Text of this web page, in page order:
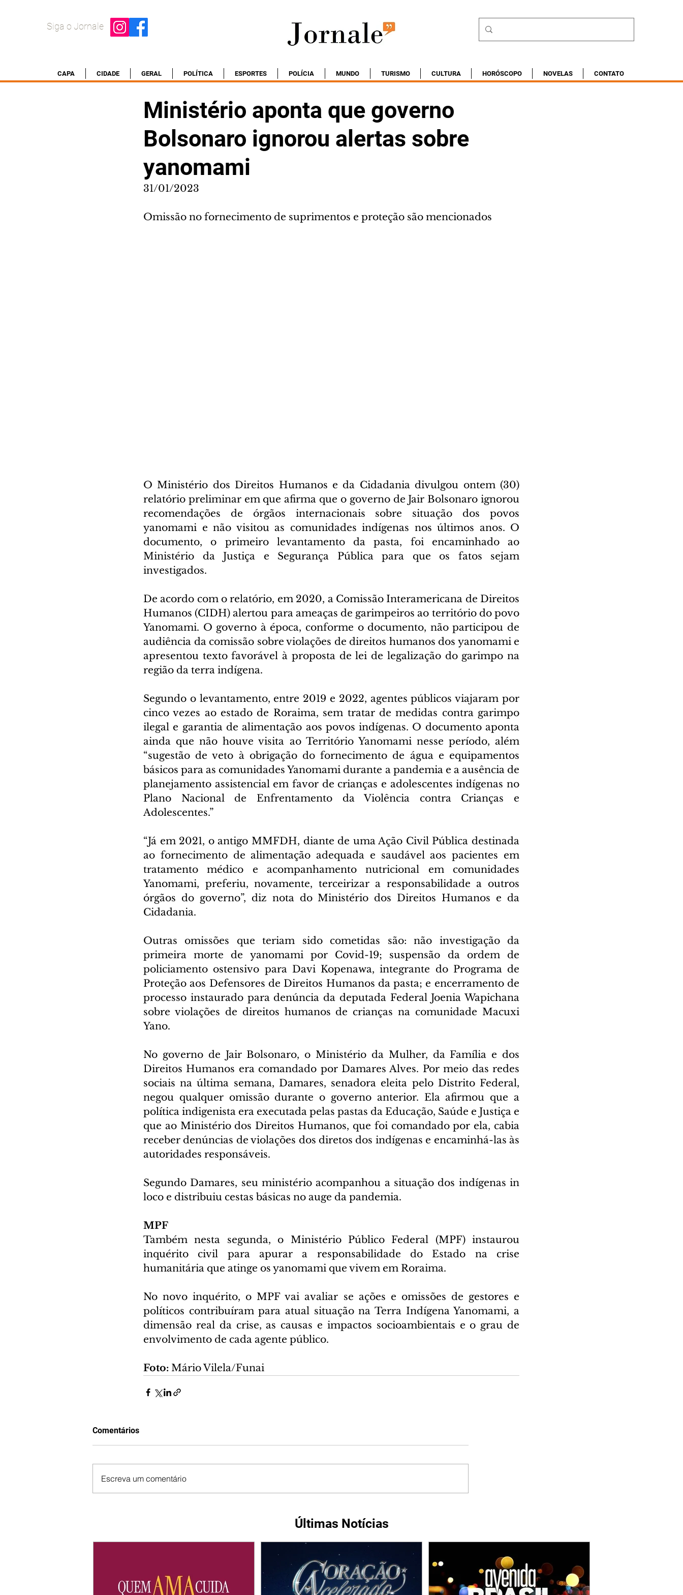
Siga o Jornale
CAPA CIDADE GERAL POLÍTICA ESPORTES POLÍCIA MUNDO TURISMO CULTURA HORÓSCOPO NOVELAS CONTATO
Ministério aponta que governo
Bolsonaro ignorou alertas sobre
yanomami
31/01/2023
Omissão no fornecimento de suprimentos e proteção são mencionados
O Ministério dos Direitos Humanos e da Cidadania divulgou ontem (30)
relatório preliminar em que afirma que o governo de Jair Bolsonaro ignorou
recomendações de órgãos internacionais sobre situação dos povos
yanomami e não visitou as comunidades indígenas nos últimos anos. O
documento, o primeiro levantamento da pasta, foi encaminhado ao
Ministério da Justiça e Segurança Pública para que os fatos sejam
investigados.
De acordo com o relatório, em 2020, a Comissão Interamericana de Direitos
Humanos (CIDH) alertou para ameaças de garimpeiros ao território do povo
Yanomami. O governo à época, conforme o documento, não participou de
audiência da comissão sobre violações de direitos humanos dos yanomami e
apresentou texto favorável à proposta de lei de legalização do garimpo na
região da terra indígena.
Segundo o levantamento, entre 2019 e 2022, agentes públicos viajaram por
cinco vezes ao estado de Roraima, sem tratar de medidas contra garimpo
ilegal e garantia de alimentação aos povos indígenas. O documento aponta
ainda que não houve visita ao Território Yanomami nesse período, além
“sugestão de veto à obrigação do fornecimento de água e equipamentos
básicos para as comunidades Yanomami durante a pandemia e a ausência de
planejamento assistencial em favor de crianças e adolescentes indígenas no
Plano Nacional de Enfrentamento da Violência contra Crianças e
Adolescentes.”
“Já em 2021, o antigo MMFDH, diante de uma Ação Civil Pública destinada
ao fornecimento de alimentação adequada e saudável aos pacientes em
tratamento médico e acompanhamento nutricional em comunidades
Yanomami, preferiu, novamente, terceirizar a responsabilidade a outros
órgãos do governo”, diz nota do Ministério dos Direitos Humanos e da
Cidadania.
Outras omissões que teriam sido cometidas são: não investigação da
primeira morte de yanomami por Covid-19; suspensão da ordem de
policiamento ostensivo para Davi Kopenawa, integrante do Programa de
Proteção aos Defensores de Direitos Humanos da pasta; e encerramento de
processo instaurado para denúncia da deputada Federal Joenia Wapichana
sobre violações de direitos humanos de crianças na comunidade Macuxi
Yano.
No governo de Jair Bolsonaro, o Ministério da Mulher, da Família e dos
Direitos Humanos era comandado por Damares Alves. Por meio das redes
sociais na última semana, Damares, senadora eleita pelo Distrito Federal,
negou qualquer omissão durante o governo anterior. Ela afirmou que a
política indigenista era executada pelas pastas da Educação, Saúde e Justiça e
que ao Ministério dos Direitos Humanos, que foi comandado por ela, cabia
receber denúncias de violações dos diretos dos indígenas e encaminhá-las às
autoridades responsáveis.
Segundo Damares, seu ministério acompanhou a situação dos indígenas in
loco e distribuiu cestas básicas no auge da pandemia.
MPF
Também nesta segunda, o Ministério Público Federal (MPF) instaurou
inquérito civil para apurar a responsabilidade do Estado na crise
humanitária que atinge os yanomami que vivem em Roraima.
No novo inquérito, o MPF vai avaliar se ações e omissões de gestores e
políticos contribuíram para atual situação na Terra Indígena Yanomami, a
dimensão real da crise, as causas e impactos socioambientais e o grau de
envolvimento de cada agente público.
Foto: Mário Vilela/Funai
Comentários
Escreva um comentário
Últimas Notícias